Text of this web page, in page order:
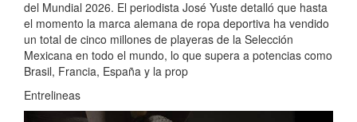
del Mundial 2026. El periodista José Yuste detalló que hasta
el momento la marca alemana de ropa deportiva ha vendido
un total de cinco millones de playeras de la Selección
Mexicana en todo el mundo, lo que supera a potencias como
Brasil, Francia, España y la prop
Entrelineas